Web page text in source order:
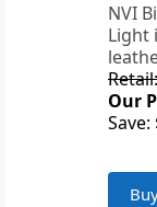
NVI
Light
Our
Save: